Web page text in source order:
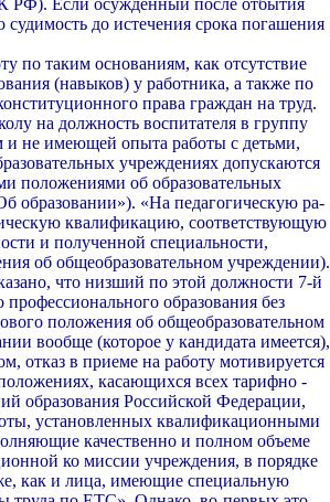
РФ). Если осужденный после отбытия
судимость до истечения срока погашения
по таким основаниям, как отсутствие
(навыков) у работника, а также по
права граждан на труд.
на должность воспитателя в груп­пу
не имеющей опыта работы с детьми,
учреждениях допускаются
положениями об образовательных
образовании»). «На педагогическую ра­
квалификацию, соответствующую
и получен­ной специальности,
об общеобразовательном учреждении).
что низший по этой долж­ности 7-й
образования без
поло­жения об общеобразовательном
вообще (которое у кандидата имеется),
отказ в приеме на работу мотивируется
касающихся всех тарифно -
образования Российской Федерации,
установленных квалификационными
качественно и полном объеме
ко миссии учреждения, в порядке
как и лица, имеющие специальную